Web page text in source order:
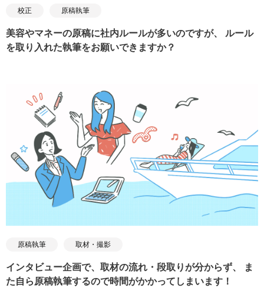
校正 原稿執筆
美容やマネーの原稿に社内ルールが多いのですが、 ルール
を取り入れた執筆をお願いできますか？
原稿執筆 取材・撮影
インタビュー企画で、取材の流れ・段取りが分からず、 ま
た自ら原稿執筆するので時間がかかってしまいます！